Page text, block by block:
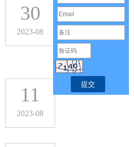
30
2023-08
11
2023-08